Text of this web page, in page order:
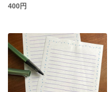
400円